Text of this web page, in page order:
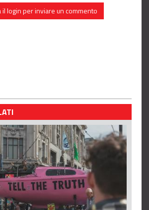
il login per inviare un commento